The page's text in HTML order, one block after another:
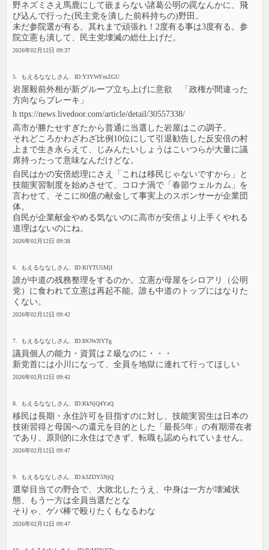
野ネズミさえ馬鹿にして嵌まらない諸葛公明の罠なんかに、飛
び込んで行った(民主党を潰した前科持ちの)野田。
未だ参院選が有る。其れまで頑張れ！2度有る事は3度有る。参
院立憲も潰して、民主党壊滅の総仕上げだ。
2026年02月12日 09:37
5. もえるななしさん. ID:Y3YWFmZGU
岩屋毅前外相が新グループ立ち上げに意欲 「政権が間違った
方向ならブレーキ」
h ttps://news.livedoor.com/article/detail/30557338/
高市が勝たせすぎたから普通に当選した岩屋はこの調子。
それどころかわざわざ比例10位にして引退勧告した反安倍の村
上まで生き永らえて、じみんたいしょうはこいつらが大量に議
席持ったって意味なんだけどな。
自民はかの安倍総理にさえ「これは移民じゃないですから」と
技能実習制度を始めさせて、コロナ渦で「春節ウェルカム」を
言わせて、そこに80億の献金して事実上のスポンサーが企業団
体。
自民が企業献金やめる気ないのに高市が安倍より上手くやれる
道理はないのにね。
2026年02月12日 09:38
6. もえるななしさん. ID:RlYTU5MjI
誰が中道の残務整理をするのか。立憲が母屋をシロアリ（公明
党）に食われて立憲は再起不能。誰も中道のトップにはなりた
くない。
2026年02月12日 09:42
7. もえるななしさん. ID:I0OWJlYTg
議員個人の能力・資質はＺ級なのに・・・
新党首には小川になって、全員を地獄に連れて行ってほしい
2026年02月12日 09:42
8. もえるななしさん. ID:RkNjQ4YzQ
移民は長期・永住許可を目指すのに対し、技能実習生は日本の
技術習得と母国への還元を目的とした「最長5年」の有期滞在者
であり、原則的に永住はできず、転職も認められていません。
2026年02月12日 09:47
9. もえるななしさん. ID:k3ZDY5NjQ
選挙目当ての野合で、大敗北したうえ、中身は一方が壊滅状
態、もう一方は全員当選だとな
そりゃ、ゲバ棒で殴りたくもなるわな
2026年02月12日 09:47